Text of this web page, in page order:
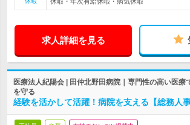
求人詳細を見る
医療法人紀陽会 | 田仲北野田病院｜専門性の高い医療
を守る
経験を活かして活躍！病院を支える【総務人事